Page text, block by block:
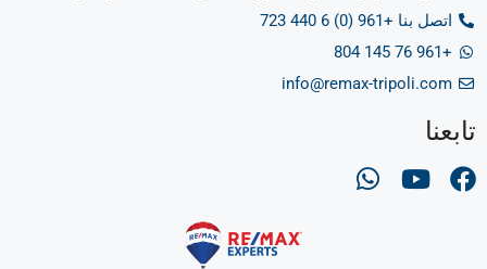
اتصل بنا +961 (0) 6 440 723
+961 76 145 804
info@remax-tripoli.com
تابعنا